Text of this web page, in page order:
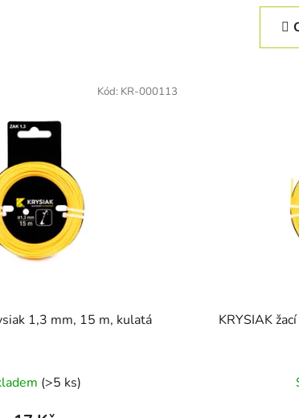
1,3 mm, 15 m, kulatá
(>5 ks)
Kód: KR-000113
KRYSIAK